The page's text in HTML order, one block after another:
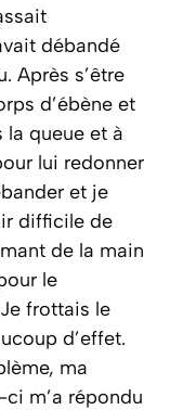
débandé
Après s’être
d’ébène et
la queue et à
lui redonner
et je
difficile de
de la main
le
frottais le
d’effet.
ma
ci m’a répondu